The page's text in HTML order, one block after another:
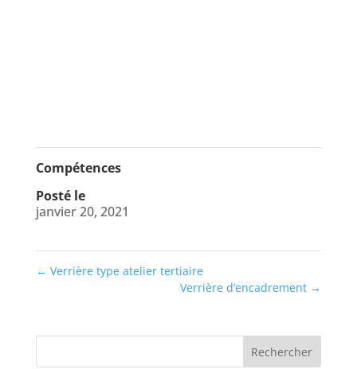
Compétences
Posté le
janvier 20, 2021
← Verrière type atelier tertiaire
Verrière d’encadrement →